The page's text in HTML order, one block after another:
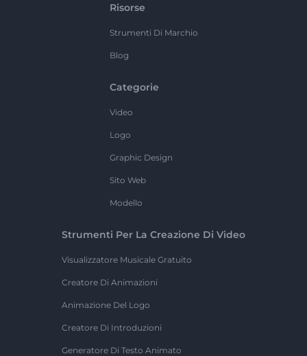
Risorse
Strumenti Di Marchio
Blog
Categorie
Video
Logo
Graphic Design
Sito Web
Modello
Strumenti Per La Creazione Di Video
Visualizzatore Musicale Gratuito
Creatore Di Animazioni
Animazione Del Logo
Creatore Di Introduzioni
Generatore Di Testo Animato